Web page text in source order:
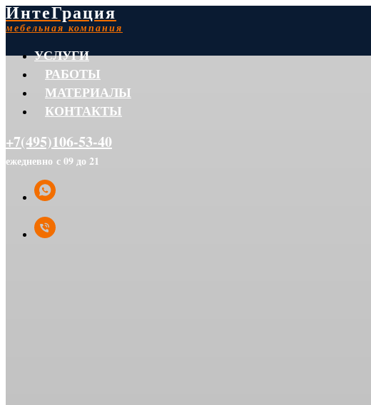
ИнтеГрация
мебельная компания
УСЛУГИ
РАБОТЫ
МАТЕРИАЛЫ
КОНТАКТЫ
+7(495)106-53-40
ежедневно с 09 до 21